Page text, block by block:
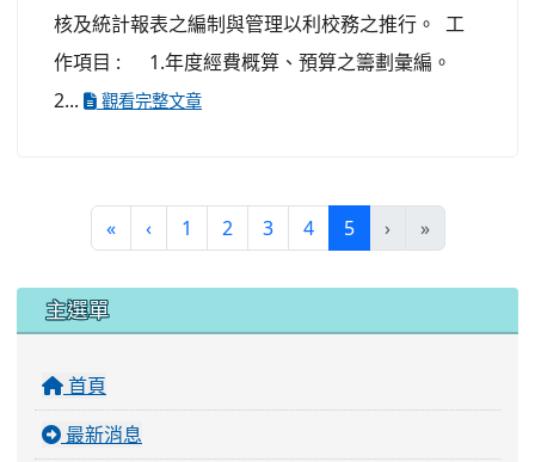
核及統計報表之編制與管理以利校務之推行。 工
作項目 : 1.年度經費概算、預算之籌劃彙編。
2...
觀看完整文章
« ‹ 1 2 3 4 5(current)
› »
::: 主選單
首頁
最新消息